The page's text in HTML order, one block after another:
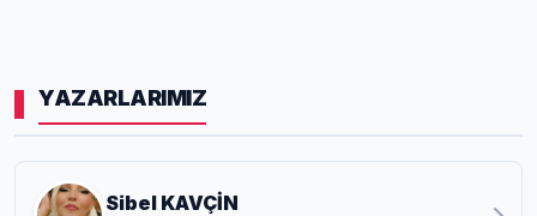
YAZARLARIMIZ
Sibel KAVÇİN